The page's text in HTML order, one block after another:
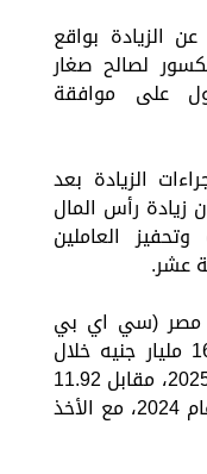
الزيادة بواقع
الكسور لصالح صغار
على موافقة
الزيادة بعد
زيادة رأس المال
العاملين
عشر.
– مصر (سي اي بي
CIB)، سجلت صافي ربح بلغ 16.63 مليار جنيه خلال
المدة من يناير حتى نهاية مارس 2025، مقابل 11.92
مليار جنيه في الربع المقارن من عام 2024، مع الأخذ